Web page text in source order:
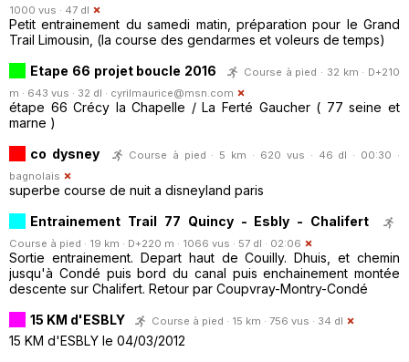
1000 vus · 47 dl
Petit entrainement du samedi matin, préparation pour le Grand
Trail Limousin, (la course des gendarmes et voleurs de temps)
Etape 66 projet boucle 2016
Course à pied · 32 km · D+210
m · 643 vus · 32 dl · cyrilmaurice@msn.com
étape 66 Crécy la Chapelle / La Ferté Gaucher ( 77 seine et
marne )
co dysney
Course à pied · 5 km · 620 vus · 46 dl · 00:30 ·
bagnolais
superbe course de nuit a disneyland paris
Entrainement Trail 77 Quincy - Esbly - Chalifert
Course à pied · 19 km · D+220 m · 1066 vus · 57 dl · 02:06
Sortie entrainement. Depart haut de Couilly. Dhuis, et chemin
jusqu'à Condé puis bord du canal puis enchainement montée
descente sur Chalifert. Retour par Coupvray-Montry-Condé
15 KM d'ESBLY
Course à pied · 15 km · 756 vus · 34 dl
15 KM d'ESBLY le 04/03/2012